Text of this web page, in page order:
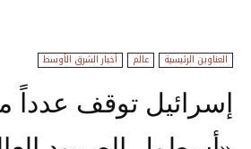
العناوين الرئيسية عالم أخبار الشرق الأوسط
إسرائيل توقف